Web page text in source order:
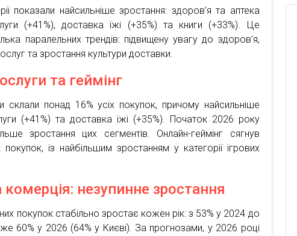
показали найсильніше зростання: здоров’я та аптека
(+41%), доставка їжі (+35%) та книги (+33%). Це
паралельних трендів: підвищену увагу до здоров’я,
та зростання культури доставки.
та геймінг
склали понад 16% усіх покупок, причому найсильніше
(+41%) та доставка їжі (+35%). Початок 2026 року
зростання цих сегментів. Онлайн-геймінг сягнув
із найбільшим зростанням у категорії ігрових
незупинне зростання
покупок стабільно зростає кожен рік: з 53% у 2024 до
60% у 2026 (64% у Києві). За прогнозами, у 2026 році